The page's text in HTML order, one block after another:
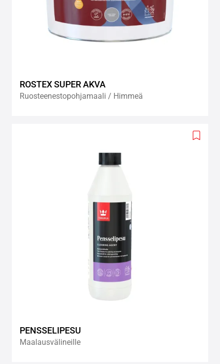
ROSTEX SUPER AKVA
Ruosteenestopohjamaali / Himmeä
Add
PENSSELIPESU
Maalausvälineille